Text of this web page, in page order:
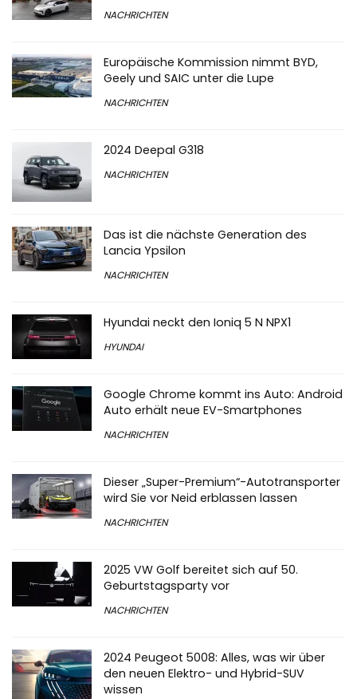
NACHRICHTEN
Europäische Kommission nimmt BYD,
Geely und SAIC unter die Lupe
NACHRICHTEN
2024 Deepal G318
NACHRICHTEN
Das ist die nächste Generation des
Lancia Ypsilon
NACHRICHTEN
Hyundai neckt den Ioniq 5 N NPX1
HYUNDAI
Google Chrome kommt ins Auto: Android
Auto erhält neue EV-Smartphones
NACHRICHTEN
Dieser „Super-Premium“-Autotransporter
wird Sie vor Neid erblassen lassen
NACHRICHTEN
2025 VW Golf bereitet sich auf 50.
Geburtstagsparty vor
NACHRICHTEN
2024 Peugeot 5008: Alles, was wir über
den neuen Elektro- und Hybrid-SUV
wissen